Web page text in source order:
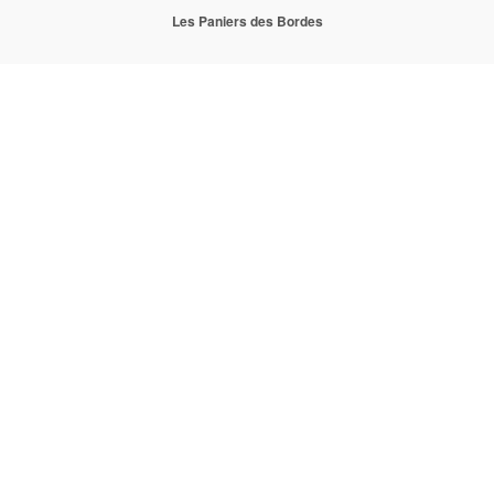
Les Paniers des Bordes